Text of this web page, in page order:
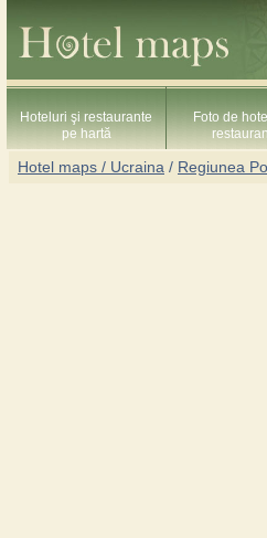
Hoteluri şi restaurante
pe hartă
Foto de
Hotel maps / Ucraina / Regiunea